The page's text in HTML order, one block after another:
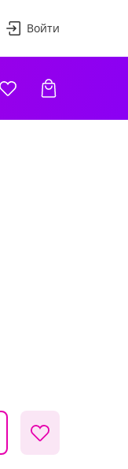
Войти